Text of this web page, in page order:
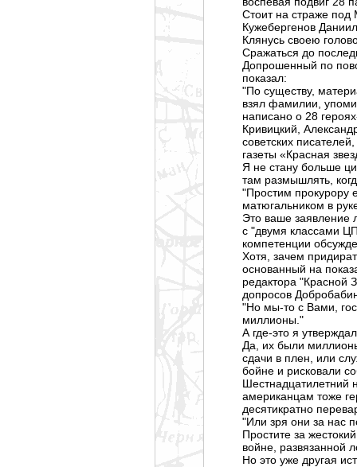
Стоит на страже под
Кужебергенов
Клянусь своею
Сражаться до
Допрошенный по
показал:
"По существу,
взял фамилии,
написано о 28
Кривицкий,
советских
газеты «Красная
Я не стану больше
там размышлять,
"Простим прокурору
матюгальником в
Это ваше заявление
с "двумя классами
компетенции
Хотя, зачем
основанный на
редактора "Красной
допросов
"Но мы-то с Вами,
миллионы."
А где-это я
Да, их были
сдачи в плен, или
бойне и рисковали
Шестнадцатилетний
американцам тоже
десятикратно
"Или зря они за нас
Простите за
войне, развязанной
Но это уже другая